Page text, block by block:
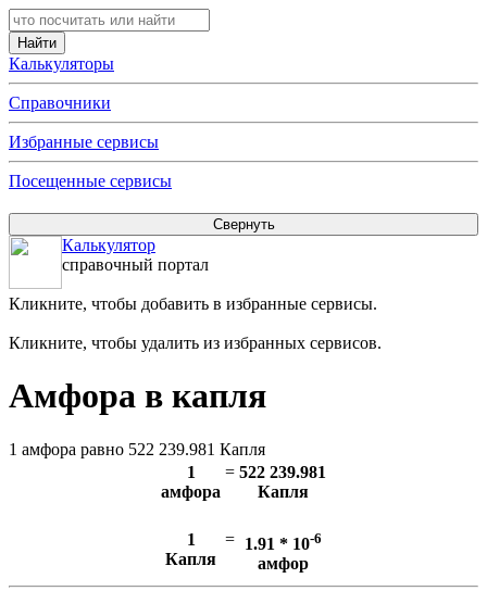
Калькуляторы
Справочники
Избранные сервисы
Посещенные сервисы
Калькулятор
справочный портал
Кликните, чтобы добавить в избранные сервисы.
Кликните, чтобы удалить из избранных сервисов.
Амфора в капля
1 амфора равно 522 239.981 Капля
1
амфора
= 522 239.981
Капля
1
Капля
= 1.91 * 10-6
амфор